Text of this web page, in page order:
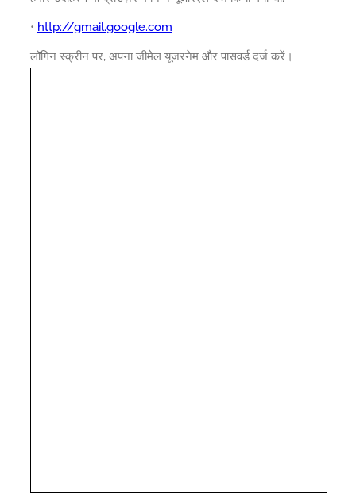
• http://gmail.google.com
लॉगिन स्क्रीन पर, अपना जीमेल यूजरनेम और पासवर्ड दर्ज करें।